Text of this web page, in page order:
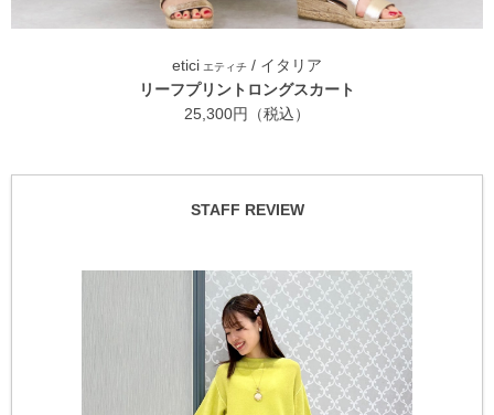
etici エティチ / イタリア
リーフプリントロングスカート
25,300円（税込）
STAFF REVIEW